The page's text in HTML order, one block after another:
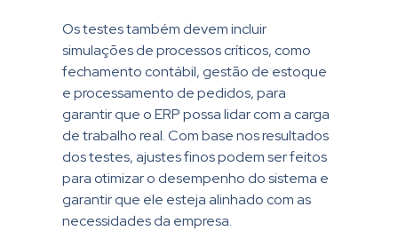
Os testes também devem incluir
simulações de processos críticos, como
fechamento contábil, gestão de estoque
e processamento de pedidos, para
garantir que o ERP possa lidar com a carga
de trabalho real. Com base nos resultados
dos testes, ajustes finos podem ser feitos
para otimizar o desempenho do sistema e
garantir que ele esteja alinhado com as
necessidades da empresa.